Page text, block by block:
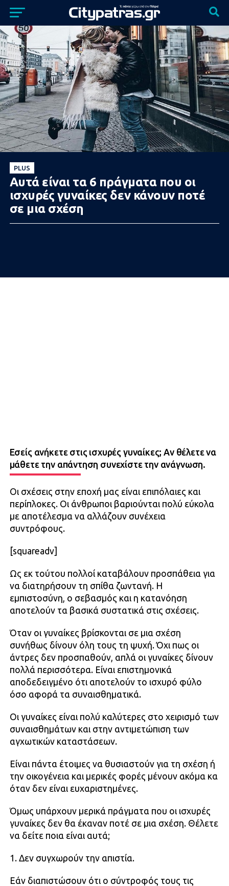
PLUS
Αυτά είναι τα 6 πράγματα που οι
ισχυρές γυναίκες δεν κάνουν ποτέ
σε μια σχέση
Εσείς ανήκετε στις ισχυρές γυναίκες; Αν θέλετε να
μάθετε την απάντηση συνεχίστε την ανάγνωση.
Οι σχέσεις στην εποχή μας είναι επιπόλαιες και
περίπλοκες. Οι άνθρωποι βαριούνται πολύ εύκολα
με αποτέλεσμα να αλλάζουν συνέχεια
συντρόφους.
[squareadv]
Ως εκ τούτου πολλοί καταβάλουν προσπάθεια για
να διατηρήσουν τη σπίθα ζωντανή. Η
εμπιστοσύνη, ο σεβασμός και η κατανόηση
αποτελούν τα βασικά συστατικά στις σχέσεις.
Όταν οι γυναίκες βρίσκονται σε μια σχέση
συνήθως δίνουν όλη τους τη ψυχή. Όχι πως οι
άντρες δεν προσπαθούν, απλά οι γυναίκες δίνουν
πολλά περισσότερα. Είναι επιστημονικά
αποδεδειγμένο ότι αποτελούν το ισχυρό φύλο
όσο αφορά τα συναισθηματικά.
Οι γυναίκες είναι πολύ καλύτερες στο χειρισμό των
συναισθημάτων και στην αντιμετώπιση των
αγχωτικών καταστάσεων.
Είναι πάντα έτοιμες να θυσιαστούν για τη σχέση ή
την οικογένεια και μερικές φορές μένουν ακόμα κα
όταν δεν είναι ευχαριστημένες.
Όμως υπάρχουν μερικά πράγματα που οι ισχυρές
γυναίκες δεν θα έκαναν ποτέ σε μια σχέση. Θέλετε
να δείτε ποια είναι αυτά;
1. Δεν συγχωρούν την απιστία.
Εάν διαπιστώσουν ότι ο σύντροφός τους τις